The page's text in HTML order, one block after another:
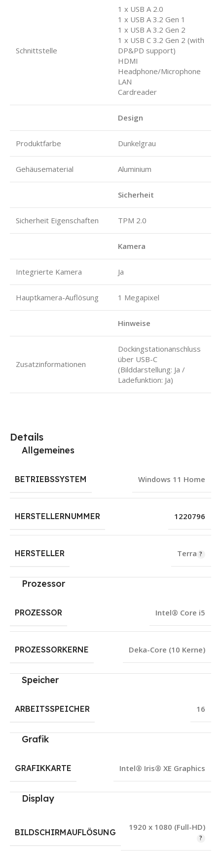
Schnittstelle
1 x USB A 2.0
1 x USB A 3.2 Gen 1
1 x USB A 3.2 Gen 2
1 x USB C 3.2 Gen 2 (with
DP&PD support)
HDMI
Headphone/Microphone
LAN
Cardreader
Design
Produktfarbe Dunkelgrau
Gehäusematerial Aluminium
Sicherheit
Sicherheit Eigenschaften TPM 2.0
Kamera
Integrierte Kamera Ja
Hauptkamera-Auflösung 1 Megapixel
Hinweise
Zusatzinformationen
Dockingstationanschluss
über USB-C
(Bilddarstellung: Ja /
Ladefunktion: Ja)
Details
Allgemeines
BETRIEBSSYSTEM Windows 11 Home
HERSTELLERNUMMER 1220796
HERSTELLER Terra
Prozessor
PROZESSOR Intel® Core i5
PROZESSORKERNE Deka-Core (10 Kerne)
Speicher
ARBEITSSPEICHER 16
Grafik
GRAFIKKARTE Intel® Iris® XE Graphics
Display
BILDSCHIRMAUFLÖSUNG
1920 x 1080 (Full-HD)